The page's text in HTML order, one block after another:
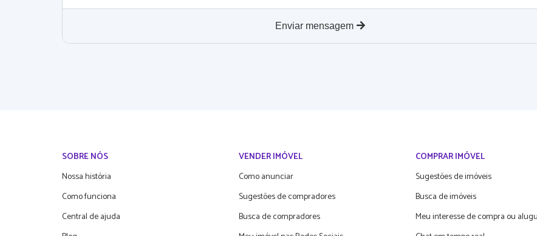
Enviar mensagem
SOBRE NÓS
Nossa história
Como funciona
Central de ajuda
VENDER IMÓVEL
Como anunciar
Sugestões de compradores
Busca de compradores
COMPRAR IMÓVEL
Sugestões de imóveis
Busca de imóveis
Meu interesse de compra ou